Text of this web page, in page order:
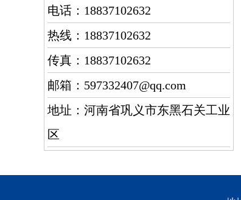
电话：18837102632
热线：18837102632
传真：18837102632
邮箱：597332407@qq.com
地址：河南省巩义市东黑石关工业
区